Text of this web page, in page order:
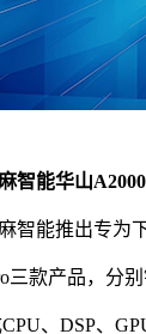
智能华山
智能推出专为
三款产品，分
CPU、DSP、